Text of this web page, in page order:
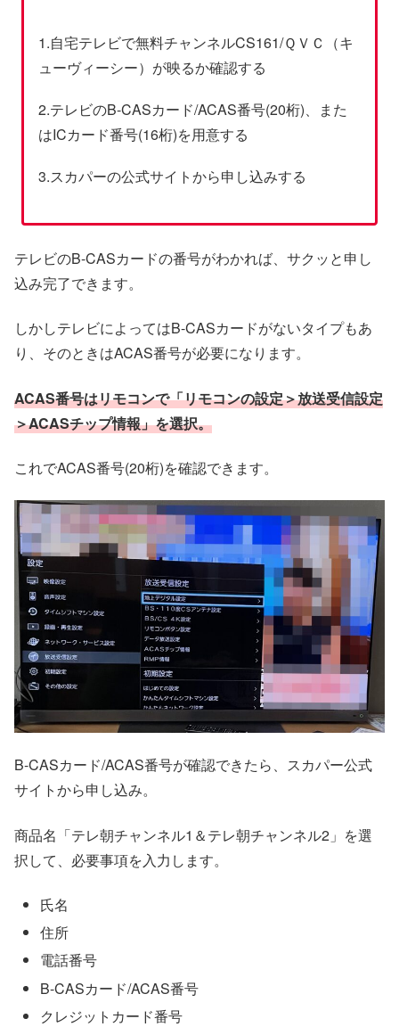
1.自宅テレビで無料チャンネルCS161/ＱＶＣ（キ
ューヴィーシー）が映るか確認する
2.テレビのB-CASカード/ACAS番号(20桁)、また
はICカード番号(16桁)を用意する
3.スカパーの公式サイトから申し込みする
テレビのB-CASカードの番号がわかれば、サクッと申し
込み完了できます。
しかしテレビによってはB-CASカードがないタイプもあ
り、そのときはACAS番号が必要になります。
ACAS番号はリモコンで「リモコンの設定＞放送受信設定
＞ACASチップ情報」を選択。
これでACAS番号(20桁)を確認できます。
B-CASカード/ACAS番号が確認できたら、スカパー公式
サイトから申し込み。
商品名「テレ朝チャンネル1＆テレ朝チャンネル2」を選
択して、必要事項を入力します。
氏名
住所
電話番号
B-CASカード/ACAS番号
クレジットカード番号